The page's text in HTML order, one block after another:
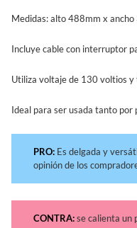
Medidas: alto 488mm x
Incluye cable con interruptor
Utiliza voltaje de 130 voltios y
Ideal para ser usada tanto por
PRO:Es delgada y
opinión de los
CONTRA:se calienta un